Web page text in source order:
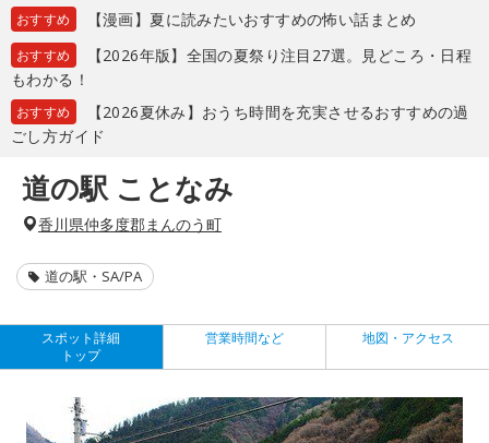
おすすめ 【漫画】夏に読みたいおすすめの怖い話まとめ
おすすめ
【2026年版】全国の夏祭り注目27選。見どころ・日程
もわかる！
おすすめ
【2026夏休み】おうち時間を充実させるおすすめの過
ごし方ガイド
道の駅 ことなみ
香川県仲多度郡まんのう町
道の駅・SA/PA
スポット詳細
トップ
営業時間など 地図・アクセス